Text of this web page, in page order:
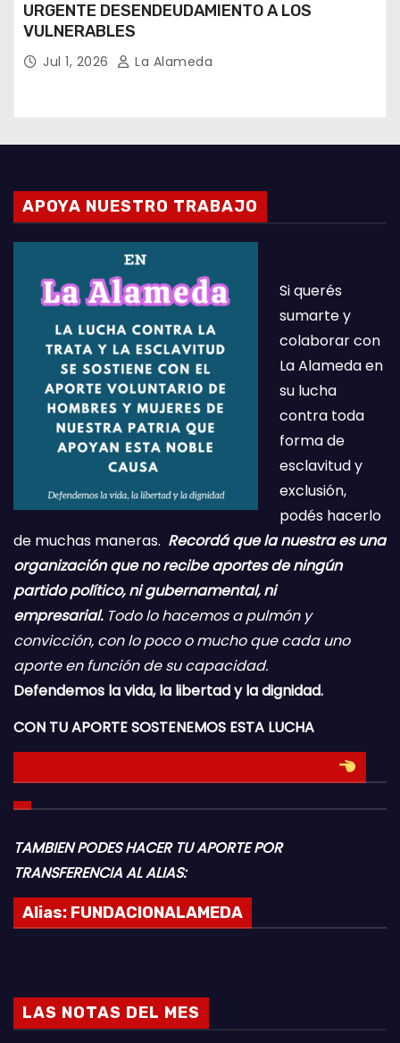
URGENTE DESENDEUDAMIENTO A LOS
VULNERABLES
Jul 1, 2026 La Alameda
APOYA NUESTRO TRABAJO
Si querés
sumarte y
colaborar con
La Alameda en
su lucha
contra toda
forma de
esclavitud y
exclusión,
podés hacerlo
de muchas maneras. Recordá que la nuestra es una
organización que no recibe aportes de ningún
partido político, ni gubernamental, ni
empresarial.Todo lo hacemos a pulmón y
convicción, con lo poco o mucho que cada uno
aporte en función de su capacidad.
Defendemos la vida, la libertad y la dignidad.
CON TU APORTE SOSTENEMOS ESTA LUCHA
TAMBIEN PODES HACER TU APORTE POR
TRANSFERENCIA AL ALIAS:
Alias: FUNDACIONALAMEDA
LAS NOTAS DEL MES